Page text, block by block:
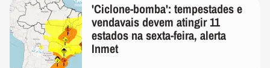
'Ciclone-bomba': tempestades e
vendavais devem atingir 11
estados na sexta-feira, alerta
Inmet